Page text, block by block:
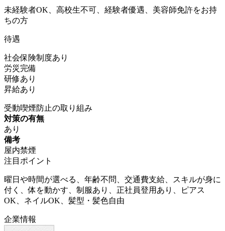
未経験者OK、高校生不可、経験者優遇、美容師免許をお持
ちの方
待遇
社会保険制度あり
労災完備
研修あり
昇給あり
受動喫煙防止の取り組み
対策の有無
あり
備考
屋内禁煙
注目ポイント
曜日や時間が選べる、年齢不問、交通費支給、スキルが身に
付く、体を動かす、制服あり、正社員登用あり、ピアス
OK、ネイルOK、髪型・髪色自由
企業情報